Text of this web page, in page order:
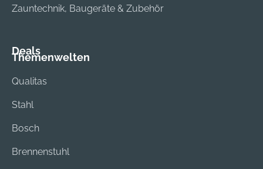
Zauntechnik, Baugeräte & Zubehör
Deals
Themenwelten
Qualitas
Stahl
Bosch
Brennenstuhl